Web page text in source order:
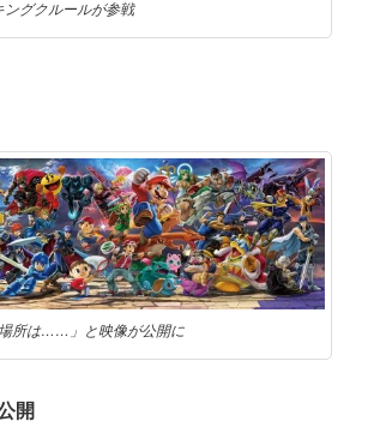
グクルールが参戦
所は……」と映像が公開に
開